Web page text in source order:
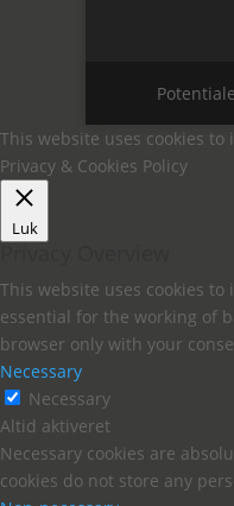
This website uses cookies
Privacy & Cookies Policy
Luk
This website uses cookies
essential for the working of
browser only with your
Necessary
Necessary
Altid aktiveret
Necessary cookies are
cookies do not store any